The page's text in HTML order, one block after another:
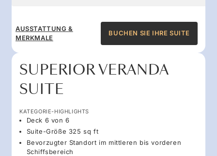
AUSSTATTUNG &
MERKMALE
BUCHEN SIE IHRE SUITE
SUPERIOR VERANDA
SUITE
KATEGORIE-HIGHLIGHTS
Deck 6 von 6
Suite-Größe 325 sq ft
Bevorzugter Standort im mittleren bis vorderen
Schiffsbereich